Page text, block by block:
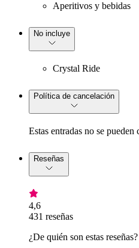
Aperitivos y bebidas
No incluye
Crystal Ride
Política de cancelación
Estas entradas no se
Reseñas
4,6
431 reseñas
¿De quién son estas reseñas?